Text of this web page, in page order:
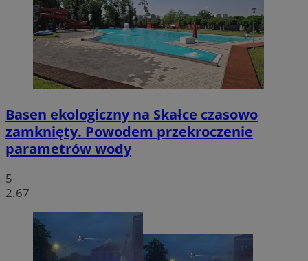
Basen ekologiczny na Skałce czasowo
zamknięty. Powodem przekroczenie
parametrów wody
5
2.67